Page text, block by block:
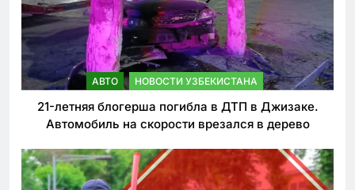
АВТО НОВОСТИ УЗБЕКИСТАНА
21-летняя блогерша погибла в ДТП в Джизаке.
Автомобиль на скорости врезался в дерево